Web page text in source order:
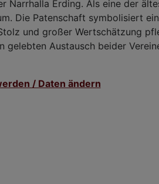
Narrhalla Erding. Als eine der
Die Patenschaft symbolisiert
und großer Wertschätzung
Austausch beider
/ Daten ändern